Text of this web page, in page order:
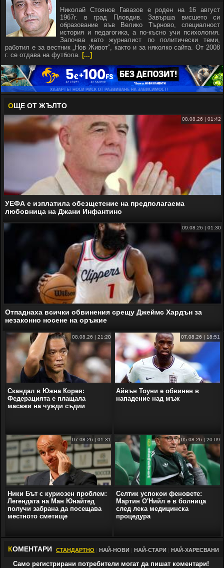
Николай Стоянов Гавазов е роден на 16 август
1967г. в град Пловдив. Завърша висшето си
образование във Велико Търново, специалност
история и педагогика, а по-късно учи психология.
Започва като журналист по политически теми,
работил е за вестник „Нов Живот”, както и за няколко сайта. От 2008
г. се отдава на футбола. [...]
ОЩЕ ОТ ЖЪЛТО
08.08.26 | 01:42
УЕФА е изплатила обезщетение на предполагаема
любовница на Джани Инфантино
09.08.26 | 01:30
Отпаднаха всички обвинения срещу Джеймс Хардън за
незаконно носене на оръжие
08.08.26 | 21:20
Скандал в Южна Корея:
Федерацията е плащала
масажи на чужди съдии
07.08.26 | 18:51
Айвън Тоуни е обвинен в
нападение над мъж
07.08.26 | 01:31
Ники Бът с куриозен проблем:
Легендата на Ман Юнайтед
получи забрана да посещава
местното сметище
05.08.26 | 20:09
Селтик успокои феновете:
Мартин О'Нийл е в болница
след лека медицинска
процедура
КОМЕНТАРИ СТАНДАРТНО НАЙ-НОВИ НАЙ-СТАРИ НАЙ-ХАРЕСВАНИ
Само регистрирани потребители могат да пишат коментари!